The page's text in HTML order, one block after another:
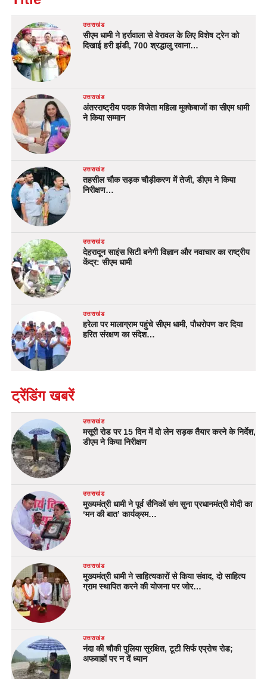
उत्तराखंड
सीएम धामी ने हर्रावाला से वेरावल के लिए विशेष ट्रेन को
दिखाई हरी झंडी, 700 श्रद्धालु रवाना…
उत्तराखंड
अंतरराष्ट्रीय पदक विजेता महिला मुक्केबाजों का सीएम धामी
ने किया सम्मान
उत्तराखंड
तहसील चौक सड़क चौड़ीकरण में तेजी, डीएम ने किया
निरीक्षण…
उत्तराखंड
देहरादून साइंस सिटी बनेगी विज्ञान और नवाचार का राष्ट्रीय
केंद्र: सीएम धामी
उत्तराखंड
हरेला पर मालाग्राम पहुंचे सीएम धामी, पौधरोपण कर दिया
हरित संरक्षण का संदेश…
ट्रेंडिंग खबरें
उत्तराखंड
मसूरी रोड पर 15 दिन में दो लेन सड़क तैयार करने के निर्देश,
डीएम ने किया निरीक्षण
उत्तराखंड
मुख्यमंत्री धामी ने पूर्व सैनिकों संग सुना प्रधानमंत्री मोदी का
‘मन की बात’ कार्यक्रम…
उत्तराखंड
मुख्यमंत्री धामी ने साहित्यकारों से किया संवाद, दो साहित्य
ग्राम स्थापित करने की योजना पर जोर…
उत्तराखंड
नंदा की चौकी पुलिया सुरक्षित, टूटी सिर्फ एप्रोच रोड;
अफवाहों पर न दें ध्यान